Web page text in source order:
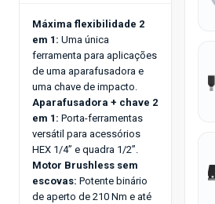
Máxima flexibilidade 2
em 1: Uma única
ferramenta para aplicações
de uma aparafusadora e
uma chave de impacto.
Aparafusadora + chave 2
em 1: Porta-ferramentas
versátil para acessórios
HEX 1/4” e quadra 1/2”.
Motor Brushless sem
escovas: Potente binário
de aperto de 210 Nm e até